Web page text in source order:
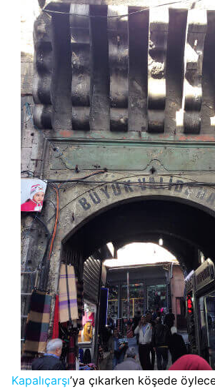
Kapalıçarşı’ya çıkarken köşede